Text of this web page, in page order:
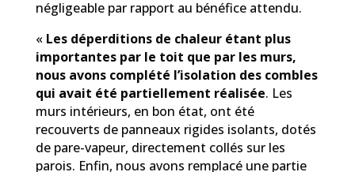
négligeable par rapport au bénéfice attendu.
« Les déperditions de chaleur étant plus
importantes par le toit que par les murs,
nous avons complété l’isolation des combles
qui avait été partiellement réalisée. Les
murs intérieurs, en bon état, ont été
recouverts de panneaux rigides isolants, dotés
de pare-vapeur, directement collés sur les
parois. Enfin, nous avons remplacé une partie